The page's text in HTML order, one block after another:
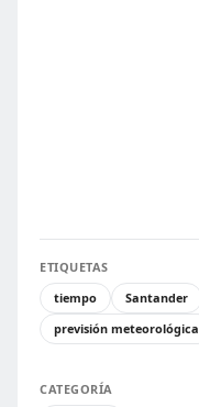
ETIQUETAS
tiempo
Santander
previsión meteorológica
CATEGORÍA